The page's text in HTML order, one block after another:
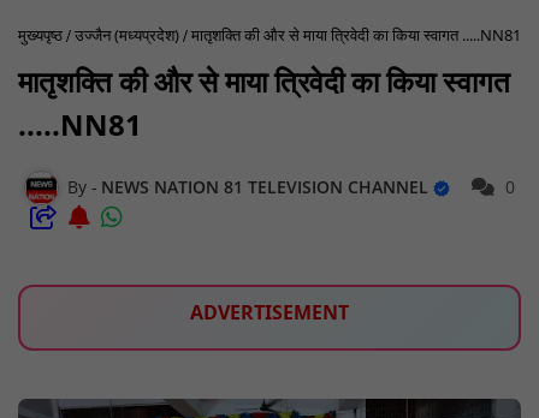
मुख्यपृष्ठ उज्जैन (मध्यप्रदेश) मातृशक्ति की और से माया त्रिवेदी का किया स्वागत .....NN81
मातृशक्ति की और से माया त्रिवेदी का किया स्वागत
.....NN81
NEWS NATION 81 TELEVISION CHANNEL 0
ADVERTISEMENT